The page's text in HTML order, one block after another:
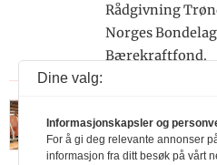
Rådgivning
Norges
Bærekraftfond.
melkeinntekta
Med en
Dine valg:
Informasjonskapsler og
For å gi deg relevante annonser
informasjon fra ditt besøk på vårt